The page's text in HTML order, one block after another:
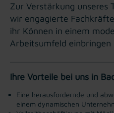
Zur Verstärkung unseres
wir engagierte
ihr Können in einem
Arbeitsumfeld einbringen
Ihre Vorteile bei uns in
Eine herausfordernde und
einem dynamischen